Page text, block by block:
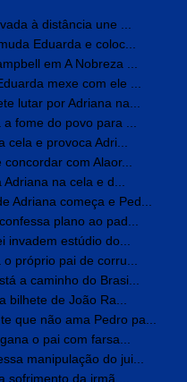
à distância une ...
Eduarda e coloc...
em A Nobreza ...
mexe com ele ...
lutar por Adriana na...
fome do povo para ...
e provoca Adri...
com Alaor...
na cela e d...
Adriana começa e Ped...
plano ao pad...
invadem estúdio do...
próprio pai de corru...
a caminho do Brasi...
bilhete de João Ra...
que não ama Pedro pa...
o pai com farsa...
manipulação do jui...
sofrimento da irmã ...